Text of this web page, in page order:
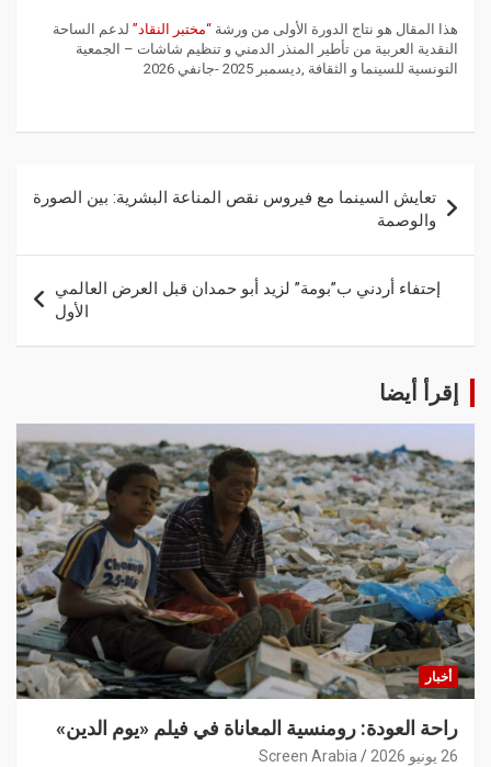
هذا المقال هو نتاج الدورة الأولى من ورشة “مختبر النقاد” لدعم الساحة
النقدية العربية من تأطير المنذر الدمني و تنظيم شاشات – الجمعية
التونسية للسينما و الثقافة ,ديسمبر 2025 -جانفي 2026
تعايش السينما مع فيروس نقص المناعة البشرية: بين الصورة
والوصمة
إحتفاء أردني ب”بومة” لزيد أبو حمدان قبل العرض العالمي
الأول
إقرأ أيضا
أخبار
راحة العودة: رومنسية المعاناة في فيلم «يوم الدين»
26 يونيو 2026 Screen Arabia